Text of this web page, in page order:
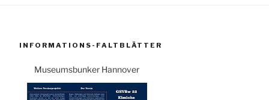
INFORMATIONS-FALTBLÄTTER
Museumsbunker Hannover